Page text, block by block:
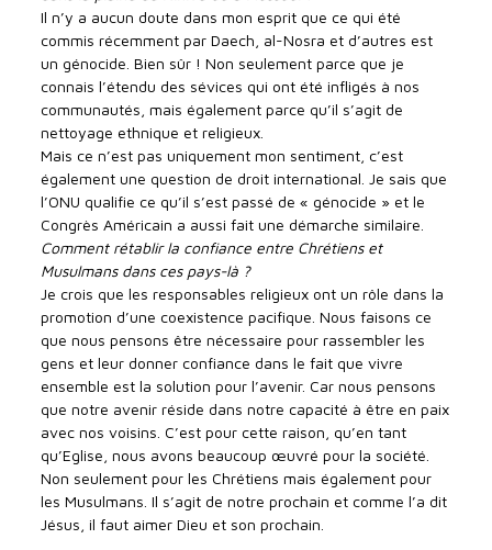
Il n’y a aucun doute dans mon esprit que ce qui été
commis récemment par Daech, al-Nosra et d’autres est
un génocide. Bien sûr ! Non seulement parce que je
connais l’étendu des sévices qui ont été infligés à nos
communautés, mais également parce qu’il s’agit de
nettoyage ethnique et religieux.
Mais ce n’est pas uniquement mon sentiment, c’est
également une question de droit international. Je sais que
l’ONU qualifie ce qu’il s’est passé de « génocide » et le
Congrès Américain a aussi fait une démarche similaire.
Comment rétablir la confiance entre Chrétiens et
Musulmans dans ces pays-là ?
Je crois que les responsables religieux ont un rôle dans la
promotion d’une coexistence pacifique. Nous faisons ce
que nous pensons être nécessaire pour rassembler les
gens et leur donner confiance dans le fait que vivre
ensemble est la solution pour l’avenir. Car nous pensons
que notre avenir réside dans notre capacité à être en paix
avec nos voisins. C’est pour cette raison, qu’en tant
qu’Eglise, nous avons beaucoup œuvré pour la société.
Non seulement pour les Chrétiens mais également pour
les Musulmans. Il s’agit de notre prochain et comme l’a dit
Jésus, il faut aimer Dieu et son prochain.